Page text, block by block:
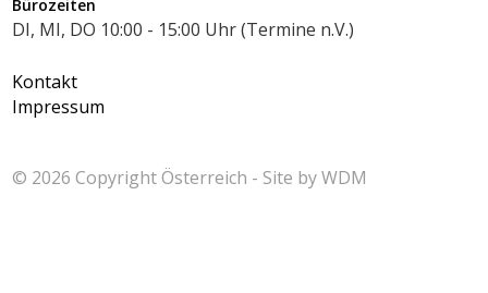
Bürozeiten
DI, MI, DO 10:00 - 15:00 Uhr (Termine n.V.)
Kontakt
Impressum
© 2026 CopyrightÖsterreich - Site byWDM